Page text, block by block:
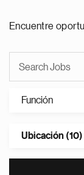
Encuentre
Función
Ubicación (10)